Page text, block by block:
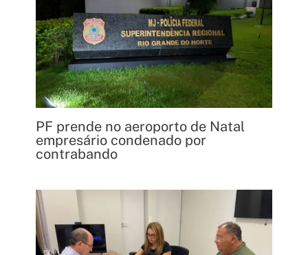
PF prende no aeroporto de Natal
empresário condenado por
contrabando